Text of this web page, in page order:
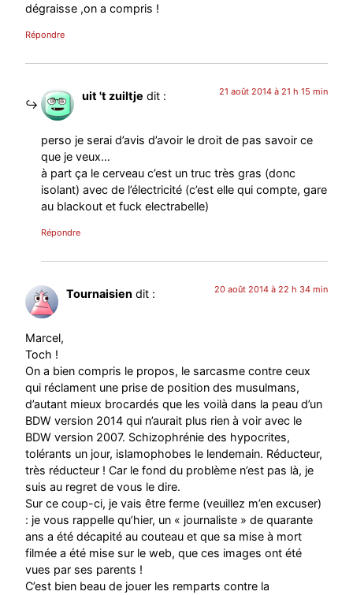
dégraisse ,on a compris !
Répondre
uit 't zuiltje dit : 21 août 2014 à 21 h 15 min
perso je serai d’avis d’avoir le droit de pas savoir ce
que je veux…
à part ça le cerveau c’est un truc très gras (donc
isolant) avec de l’électricité (c’est elle qui compte, gare
au blackout et fuck electrabelle)
Répondre
Tournaisien dit : 20 août 2014 à 22 h 34 min
Marcel,
Toch !
On a bien compris le propos, le sarcasme contre ceux
qui réclament une prise de position des musulmans,
d’autant mieux brocardés que les voilà dans la peau d’un
BDW version 2014 qui n’aurait plus rien à voir avec le
BDW version 2007. Schizophrénie des hypocrites,
tolérants un jour, islamophobes le lendemain. Réducteur,
très réducteur ! Car le fond du problème n’est pas là, je
suis au regret de vous le dire.
Sur ce coup-ci, je vais être ferme (veuillez m’en excuser)
: je vous rappelle qu’hier, un « journaliste » de quarante
ans a été décapité au couteau et que sa mise à mort
filmée a été mise sur le web, que ces images ont été
vues par ses parents !
C’est bien beau de jouer les remparts contre la